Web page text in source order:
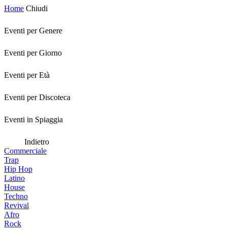
Home Chiudi
Eventi per Genere
Eventi per Giorno
Eventi per Età
Eventi per Discoteca
Eventi in Spiaggia
Indietro
Commerciale
Trap
Hip Hop
Latino
House
Techno
Revival
Afro
Rock